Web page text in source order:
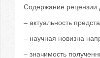
Содержание рецензии
– актуальность
– научная новизна
– значимость